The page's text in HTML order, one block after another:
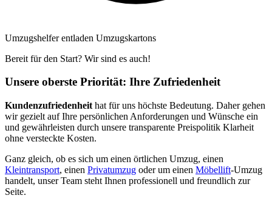
Umzugshelfer entladen Umzugskartons
Bereit für den Start? Wir sind es auch!
Unsere oberste Priorität: Ihre Zufriedenheit
Kundenzufriedenheit hat für uns höchste Bedeutung. Daher gehen
wir gezielt auf Ihre persönlichen Anforderungen und Wünsche ein
und gewährleisten durch unsere transparente Preispolitik Klarheit
ohne versteckte Kosten.
Ganz gleich, ob es sich um einen örtlichen Umzug, einen
Kleintransport, einen Privatumzug oder um einen Möbellift-Umzug
handelt, unser Team steht Ihnen professionell und freundlich zur
Seite.